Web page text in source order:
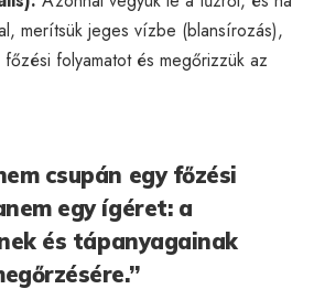
merítsük jeges vízbe (blansírozás),
folyamatot és megőrizzük az
csupán egy főzési
egy ígéret: a
és tápanyagainak